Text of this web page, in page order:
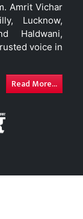
Amrit Vichar
Lucknow,
Haldwani,
voice in
Read More...